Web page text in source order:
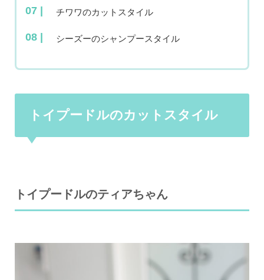
チワワのカットスタイル
シーズーのシャンプースタイル
トイプードルのカットスタイル
トイプードルのティアちゃん